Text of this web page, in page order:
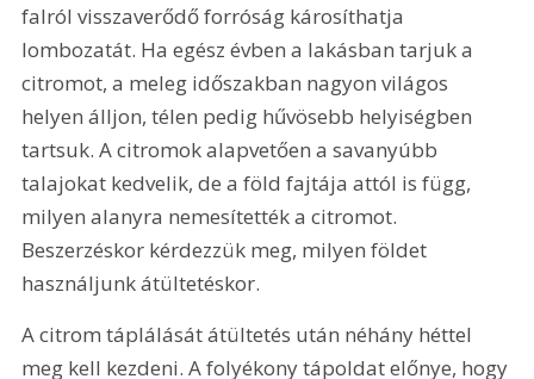
falról visszaverődő forróság károsíthatja
lombozatát. Ha egész évben a lakásban tarjuk a
citromot, a meleg időszakban nagyon világos
helyen álljon, télen pedig hűvösebb helyiségben
tartsuk. A citromok alapvetően a savanyúbb
talajokat kedvelik, de a föld fajtája attól is függ,
milyen alanyra nemesítették a citromot.
Beszerzéskor kérdezzük meg, milyen földet
használjunk átültetéskor.
A citrom táplálását átültetés után néhány héttel
meg kell kezdeni. A folyékony tápoldat előnye, hogy